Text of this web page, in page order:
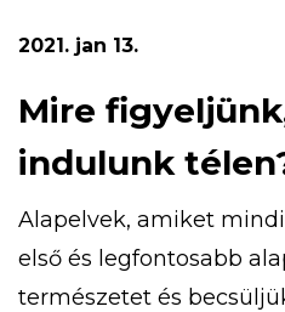
2021. jan 13.
Mire
indulunk
Alapelvek, amiket
első és legfontosabb
természetet és